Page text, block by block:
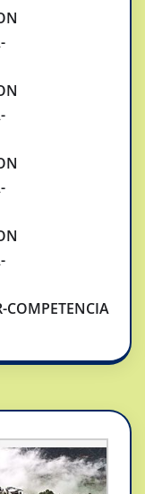
COMPETENCIA